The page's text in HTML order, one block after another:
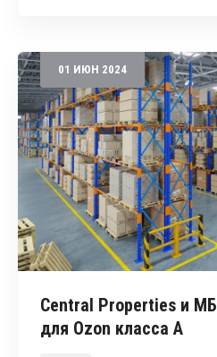
01 ИЮН 2024
Central Properties и
для Ozon класса A